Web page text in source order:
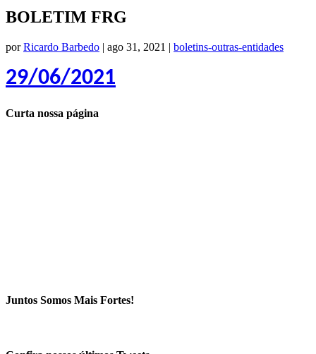
BOLETIM FRG
porRicardo Barbedo | ago 31, 2021 | boletins-outras-entidades
29/06/2021
Curta nossa página
Juntos Somos Mais Fortes!